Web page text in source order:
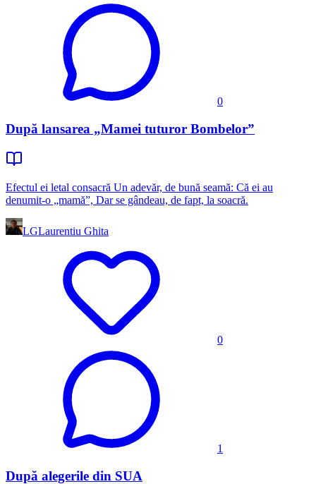
0
După lansarea „Mamei tuturor Bombelor”
Efectul ei letal consacră Un adevăr, de bună seamă: Că ei au
denumit-o „mamă”, Dar se gândeau, de fapt, la soacră.
LGLaurentiu Ghita
0
1
După alegerile din SUA